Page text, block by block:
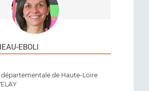
EBOLI
de Haute-Loire